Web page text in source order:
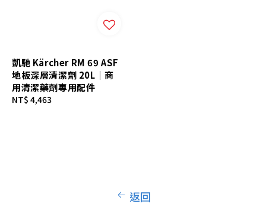
凱馳 Kärcher RM 69 ASF
地板深層清潔劑 20L｜商
用清潔藥劑專用配件
Regular
NT$ 4,463
返回